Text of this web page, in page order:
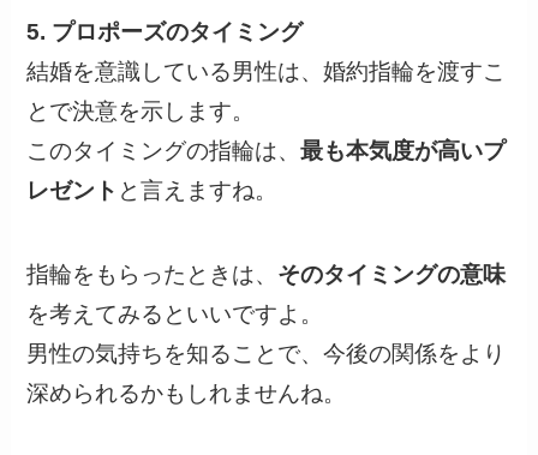
5. プロポーズのタイミング
結婚を意識している男性は、婚約指輪を渡すこ
とで決意を示します。
このタイミングの指輪は、最も本気度が高いプ
レゼント と言えますね。
指輪をもらったときは、 そのタイミングの意味
を考えてみるといいですよ。
男性の気持ちを知ることで、今後の関係をより
深められるかもしれませんね。